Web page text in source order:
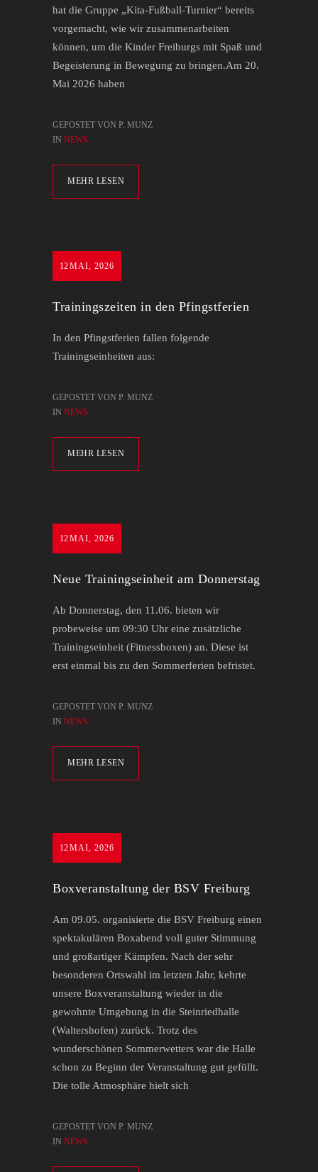
hat die Gruppe „Kita-Fußball-Turnier“ bereits
vorgemacht, wie wir zusammenarbeiten
können, um die Kinder Freiburgs mit Spaß und
Begeisterung in Bewegung zu bringen.Am 20.
Mai 2026 haben
MEHR LESEN
GEPOSTET VON P. MUNZ
IN NEWS
12MAI, 2026
Trainingszeiten in den Pfingstferien
In den Pfingstferien fallen folgende
Trainingseinheiten aus:
MEHR LESEN
GEPOSTET VON P. MUNZ
IN NEWS
12MAI, 2026
Neue Trainingseinheit am Donnerstag
Ab Donnerstag, den 11.06. bieten wir
probeweise um 09:30 Uhr eine zusätzliche
Trainingseinheit (Fitnessboxen) an. Diese ist
erst einmal bis zu den Sommerferien befristet.
MEHR LESEN
GEPOSTET VON P. MUNZ
IN NEWS
12MAI, 2026
Boxveranstaltung der BSV Freiburg
Am 09.05. organisierte die BSV Freiburg einen
spektakulären Boxabend voll guter Stimmung
und großartiger Kämpfen. Nach der sehr
besonderen Ortswahl im letzten Jahr, kehrte
unsere Boxveranstaltung wieder in die
gewohnte Umgebung in die Steinriedhalle
(Waltershofen) zurück. Trotz des
wunderschönen Sommerwetters war die Halle
schon zu Beginn der Veranstaltung gut gefüllt.
Die tolle Atmosphäre hielt sich
GEPOSTET VON P. MUNZ
IN NEWS